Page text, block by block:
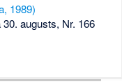
1989)
augusts, Nr. 166